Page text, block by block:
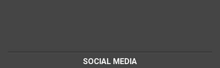
SOCIAL MEDIA